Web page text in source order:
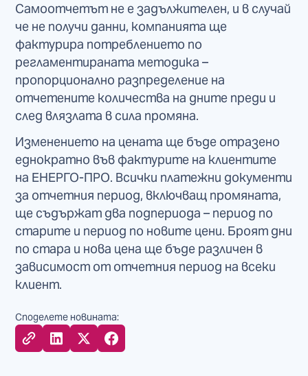
Самоотчетът не е задължителен, и в случай
че не получи данни, компанията ще
фактурира потреблението по
регламентираната методика –
пропорционално разпределение на
отчетените количества на дните преди и
след влязлата в сила промяна.
Изменението на цената ще бъде отразено
еднократно във фактурите на клиентите
на ЕНЕРГО-ПРО. Всички платежни документи
за отчетния период, включващ промяната,
ще съдържат два подпериода – период по
старите и период по новите цени. Броят дни
по стара и нова цена ще бъде различен в
зависимост от отчетния период на всеки
клиент.
Споделете новината: